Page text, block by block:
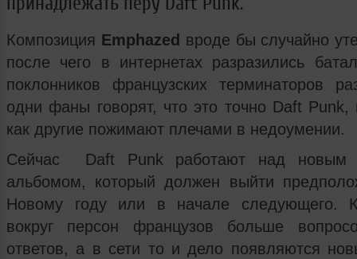
Композиция Emphazed вроде бы случайно
после чего в интернетах разразились
поклонников французских терминаторов
одни фаны говорят, что это точно Daft
как другие пожимают плечами в недоумении.
Сейчас Daft Punk работают над новым
альбомом, который должен выйти
Новому году или в начале следующего.
вокруг персон французов больше
ответов, а в сети то и дело появляются